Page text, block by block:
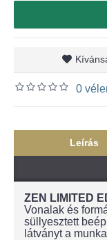
0
Leírás
ZEN LIMITED
Vonalak és
süllyesztett
látványt a